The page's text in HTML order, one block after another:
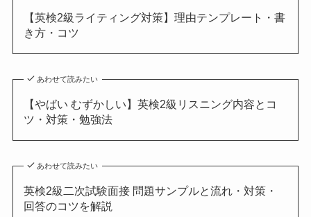
【英検2級ライティング対策】理由テンプレート・書
き方・コツ
あわせて読みたい
【やばい むずかしい】英検2級リスニング内容とコ
ツ・対策・勉強法
あわせて読みたい
英検2級二次試験面接 問題サンプルと流れ・対策・
回答のコツを解説